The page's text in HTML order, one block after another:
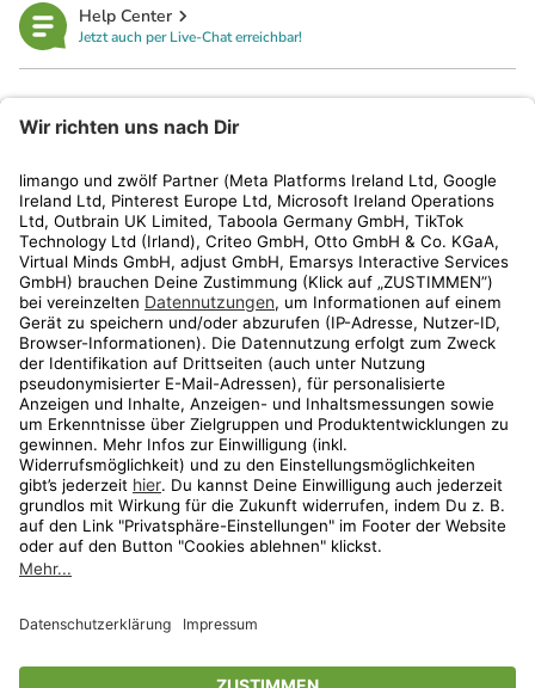
Help Center
Jetzt auch per Live-Chat erreichbar!
Kundenservice
Shop
Aktionen
Travel